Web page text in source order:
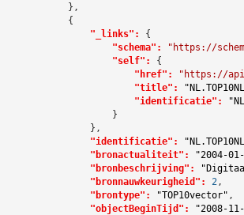
            },
            {
"_links":
{
"schema":
"https://
"self":
{
"href":
"https://
"title":
"identificatie":
                    }
                },
"identificatie":
"bronactualiteit":
"2004-
"bronbeschrijving":
"bronnauwkeurigheid":
2 ,
"brontype":
"TOP10vector" ,
"objectBeginTijd":
"2008-